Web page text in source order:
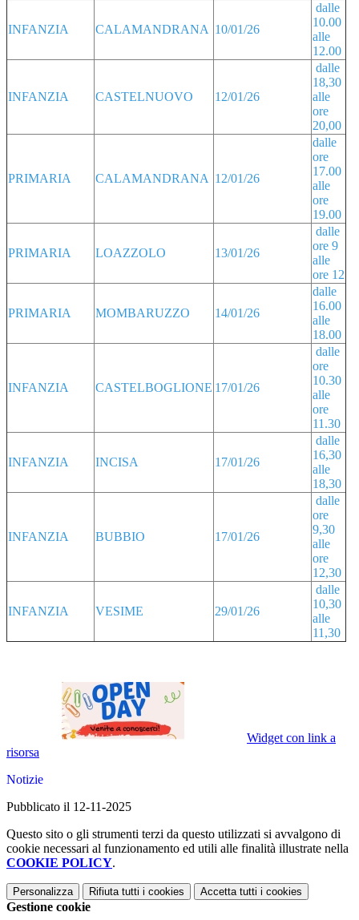
INFANZIA CALAMANDRANA 10/01/26
dalle
10.00
alle
12.00
INFANZIA CASTELNUOVO 12/01/26
dalle
18,30
alle
ore
20,00
PRIMARIA CALAMANDRANA 12/01/26
dalle
ore
17.00
alle
ore
19.00
PRIMARIA LOAZZOLO 13/01/26
dalle
ore 9
alle
ore 12
PRIMARIA MOMBARUZZO 14/01/26
dalle
16.00
alle
18.00
INFANZIA CASTELBOGLIONE 17/01/26
dalle
ore
10.30
alle
ore
11.30
INFANZIA INCISA 17/01/26
dalle
16,30
alle
18,30
INFANZIA BUBBIO 17/01/26
dalle
ore
9,30
alle
ore
12,30
INFANZIA VESIME 29/01/26
dalle
10,30
alle
11,30
Widget con link a
risorsa
Notizie
Pubblicato il 12-11-2025
Questo sito o gli strumenti terzi da questo utilizzati si avvalgono di
cookie necessari al funzionamento ed utili alle finalità illustrate nella
COOKIE POLICY.
Personalizza Rifiuta tutti i cookies Accetta tutti i cookies
Gestione cookie